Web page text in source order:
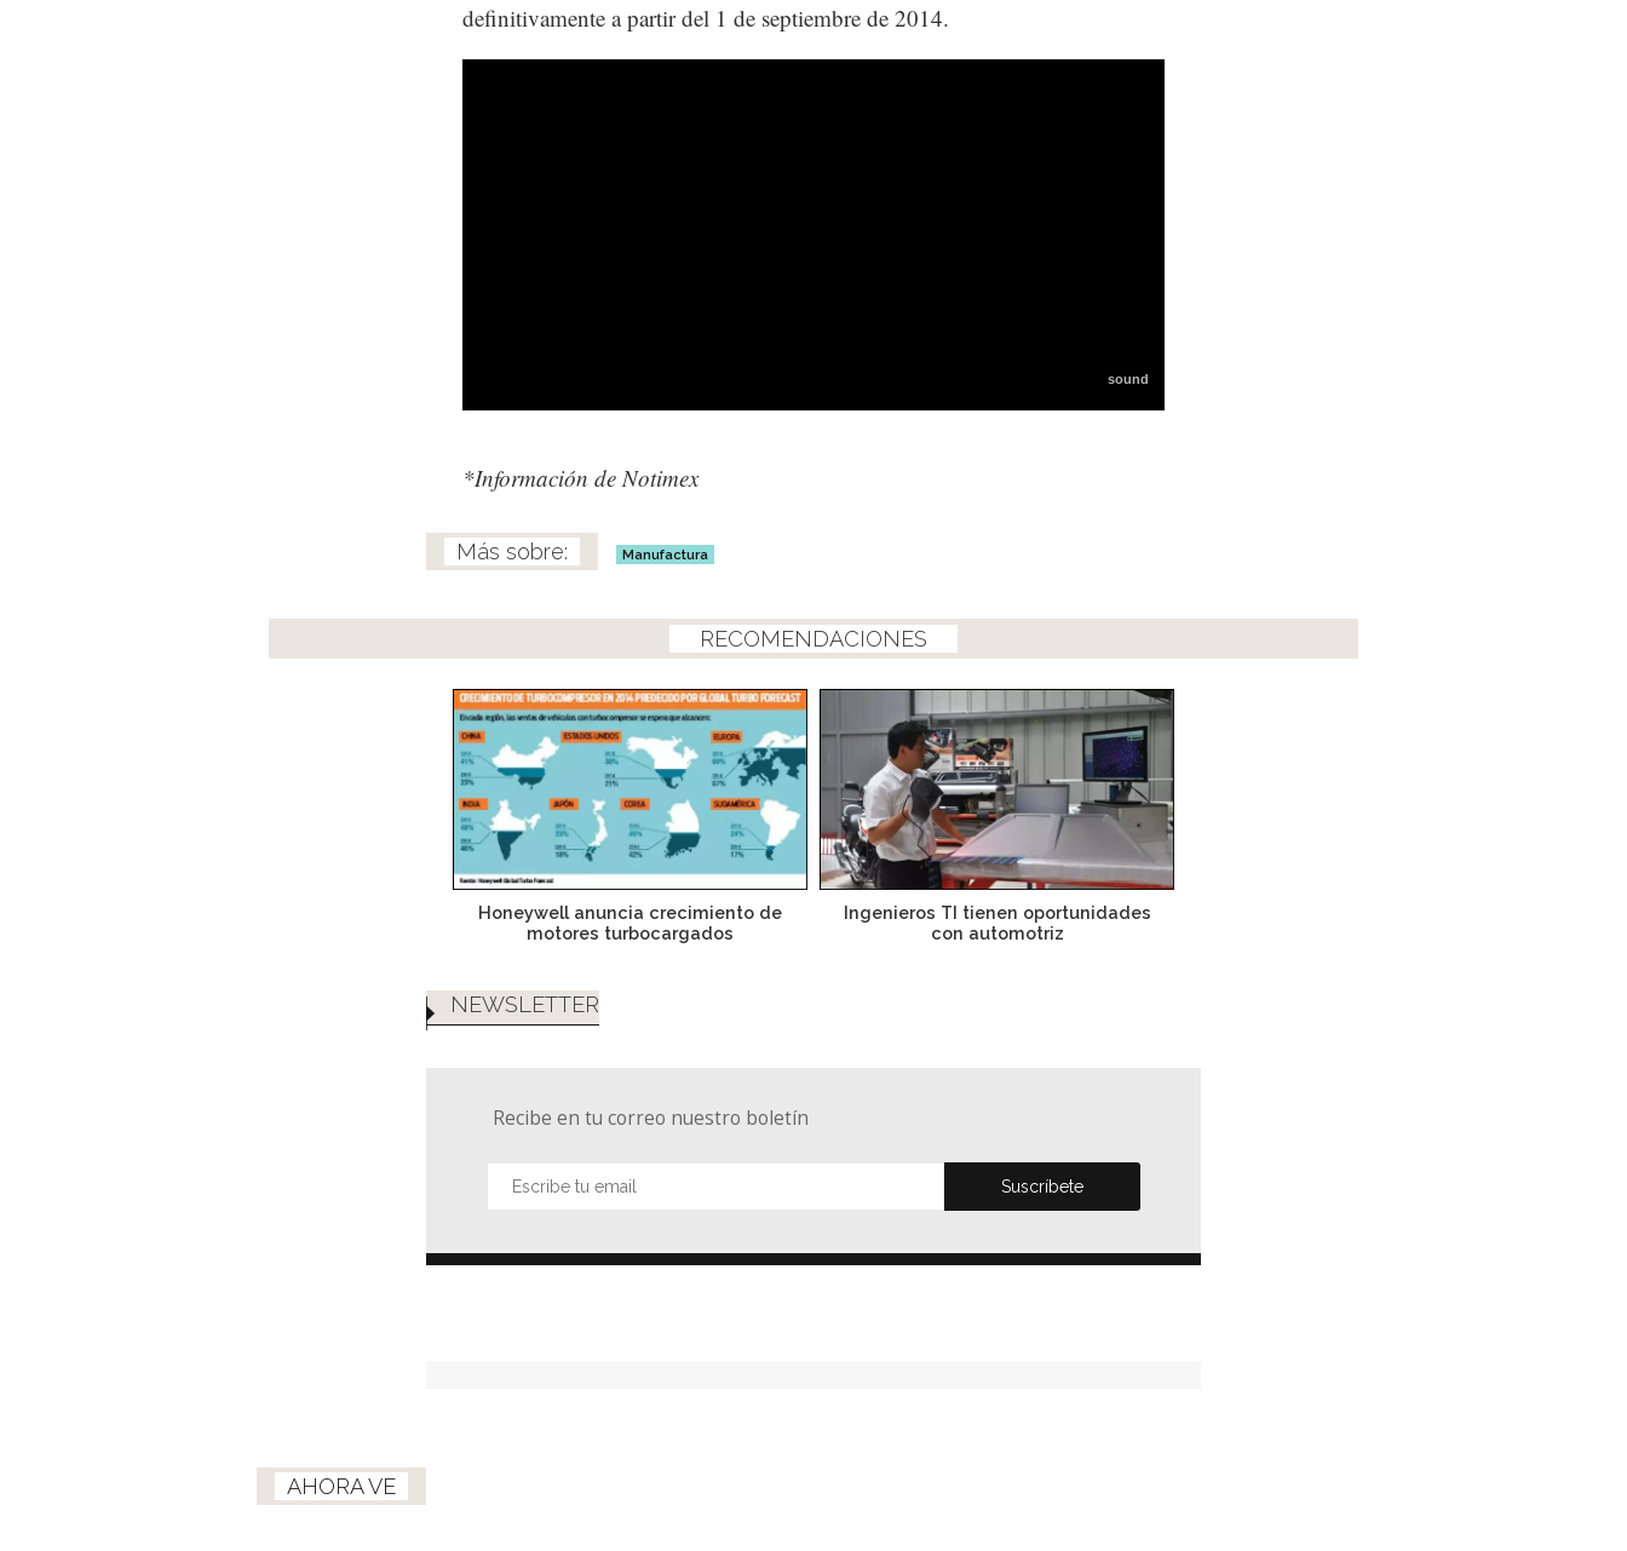
definitivamente a partir del 1 de septiembre de 2014.
*Información de Notimex
Manufactura
RECOMENDACIONES
Honeywell anuncia crecimiento de
motores turbocargados
Ingenieros TI tienen oportunidades
con automotriz
NEWSLETTER
Recibe en tu correo nuestro boletín
AHORA VE